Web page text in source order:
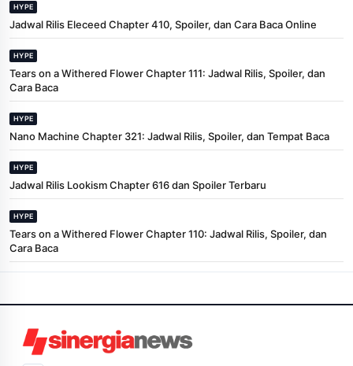
HYPE
Jadwal Rilis Eleceed Chapter 410, Spoiler, dan Cara Baca Online
HYPE
Tears on a Withered Flower Chapter 111: Jadwal Rilis, Spoiler, dan
Cara Baca
HYPE
Nano Machine Chapter 321: Jadwal Rilis, Spoiler, dan Tempat Baca
HYPE
Jadwal Rilis Lookism Chapter 616 dan Spoiler Terbaru
HYPE
Tears on a Withered Flower Chapter 110: Jadwal Rilis, Spoiler, dan
Cara Baca